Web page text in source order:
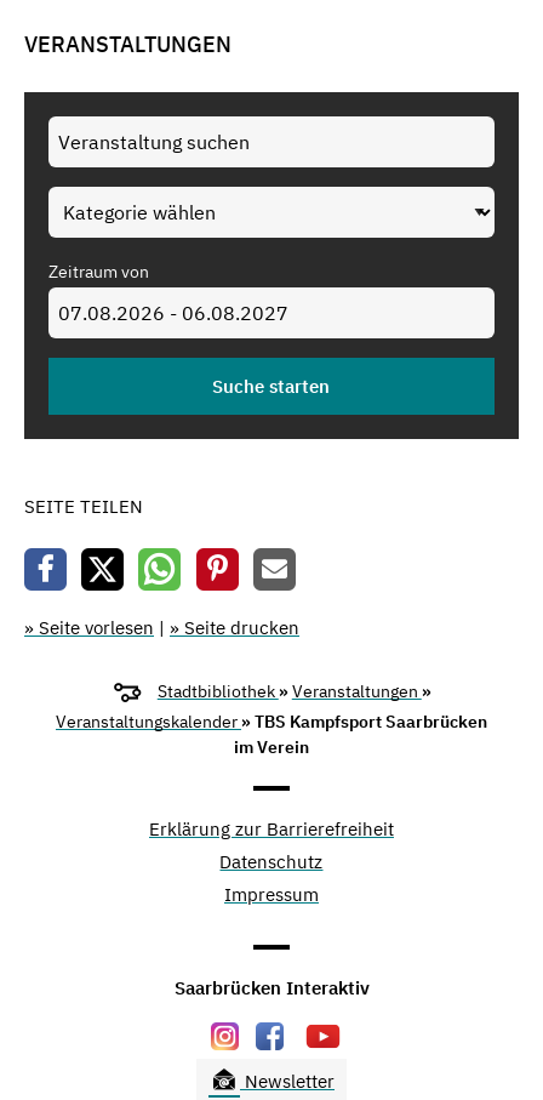
VERANSTALTUNGEN
Zeitraum von
SEITE TEILEN
» Seite vorlesen | » Seite drucken
Stadtbibliothek »Veranstaltungen »
Veranstaltungskalender » TBS Kampfsport Saarbrücken
im Verein
Erklärung zur Barrierefreiheit
Datenschutz
Impressum
Saarbrücken Interaktiv
Newsletter